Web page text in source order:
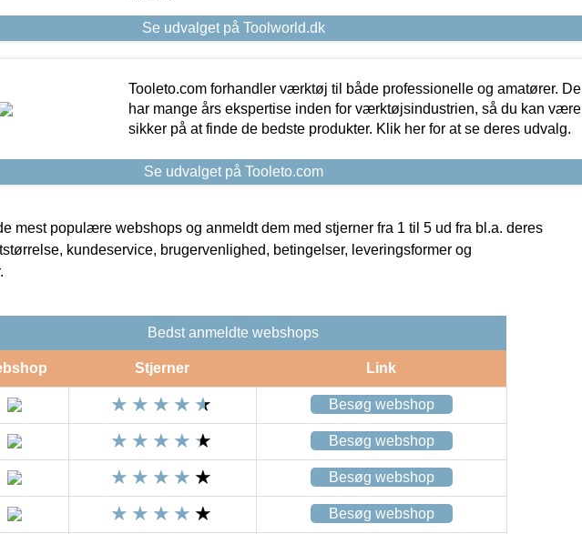
Se udvalget på Toolworld.dk
Tooleto.com forhandler værktøj til både professionelle og amatører. De
har mange års ekspertise inden for værktøjsindustrien, så du kan være
sikker på at finde de bedste produkter. Klik her for at se deres udvalg.
Se udvalget på Tooleto.com
mest populære webshops og anmeldt dem med stjerner fra 1 til 5 ud fra bl.a. deres
kundeservice, brugervenlighed, betingelser, leveringsformer og
Bedst anmeldte webshops
Stjerner Link
Besøg webshop
Besøg webshop
Besøg webshop
Besøg webshop